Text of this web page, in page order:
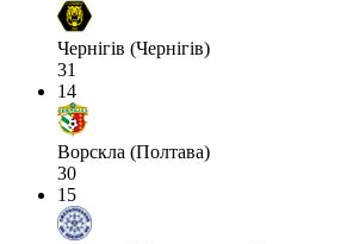
Чернігів (Чернігів)
31
14
Ворскла (Полтава)
30
15